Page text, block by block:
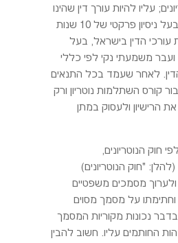
עליו להיות עורך דין שהינו
אזרח ישראל, בעל ניסיון פרקטי של 10 שנות
הדין בישראל, בעל
ועבר משמעתי נקי לפי כללי
לאחר שעמד בכל התנאים
קורס השתלמות נוטריון ורק
הרישיון ולעסוק במתן
חוק הנוטריונים,
התשל"ו-1976 (להלן: "חוק הנוטריונים)
מסמכים משפטיים
וחתימתו על מסמך מסוים
נכונות מקוריות המסמך
החותמים עליו. חשוב להבין